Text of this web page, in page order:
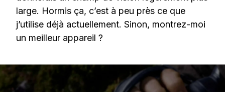
large. Hormis ça, c’est à peu près ce que
j’utilise déjà actuellement. Sinon, montrez-moi
un meilleur appareil ?